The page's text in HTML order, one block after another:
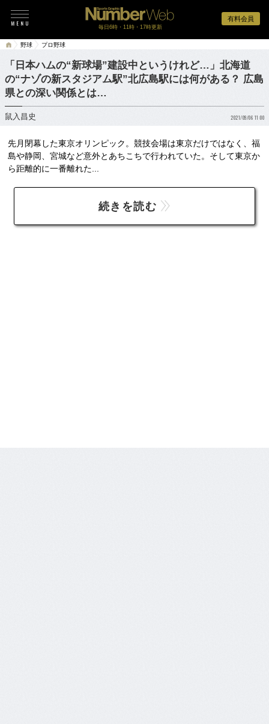
有料会員
毎日6時・11時・17時更新
野球 プロ野球
「日本ハムの“新球場”建設中というけれど…」北海道
の“ナゾの新スタジアム駅”北広島駅には何がある？ 広島
県との深い関係とは…
鼠入昌史 2021/09/06 11:00
先月閉幕した東京オリンピック。競技会場は東京だけではなく、福
島や静岡、宮城など意外とあちこちで行われていた。そして東京か
ら距離的に一番離れた...
続きを読む